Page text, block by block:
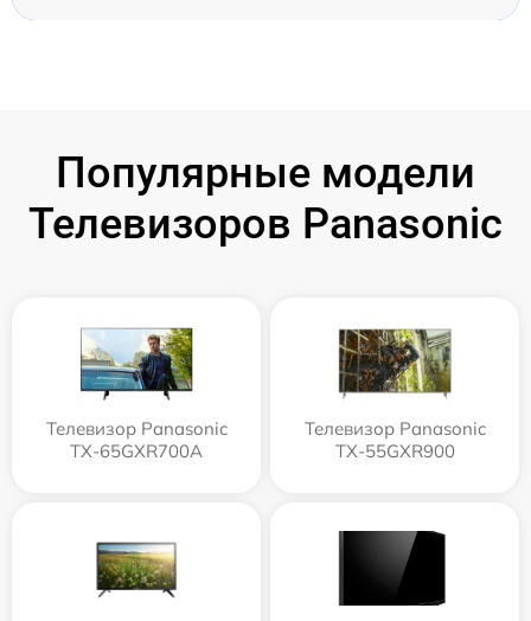
Популярные модели
Телевизоров Panasonic
Телевизор Panasonic
TX-65GXR700A
Телевизор Panasonic
TX-55GXR900